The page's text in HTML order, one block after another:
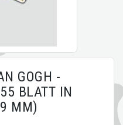
GOGH -
BLATT IN
MM)